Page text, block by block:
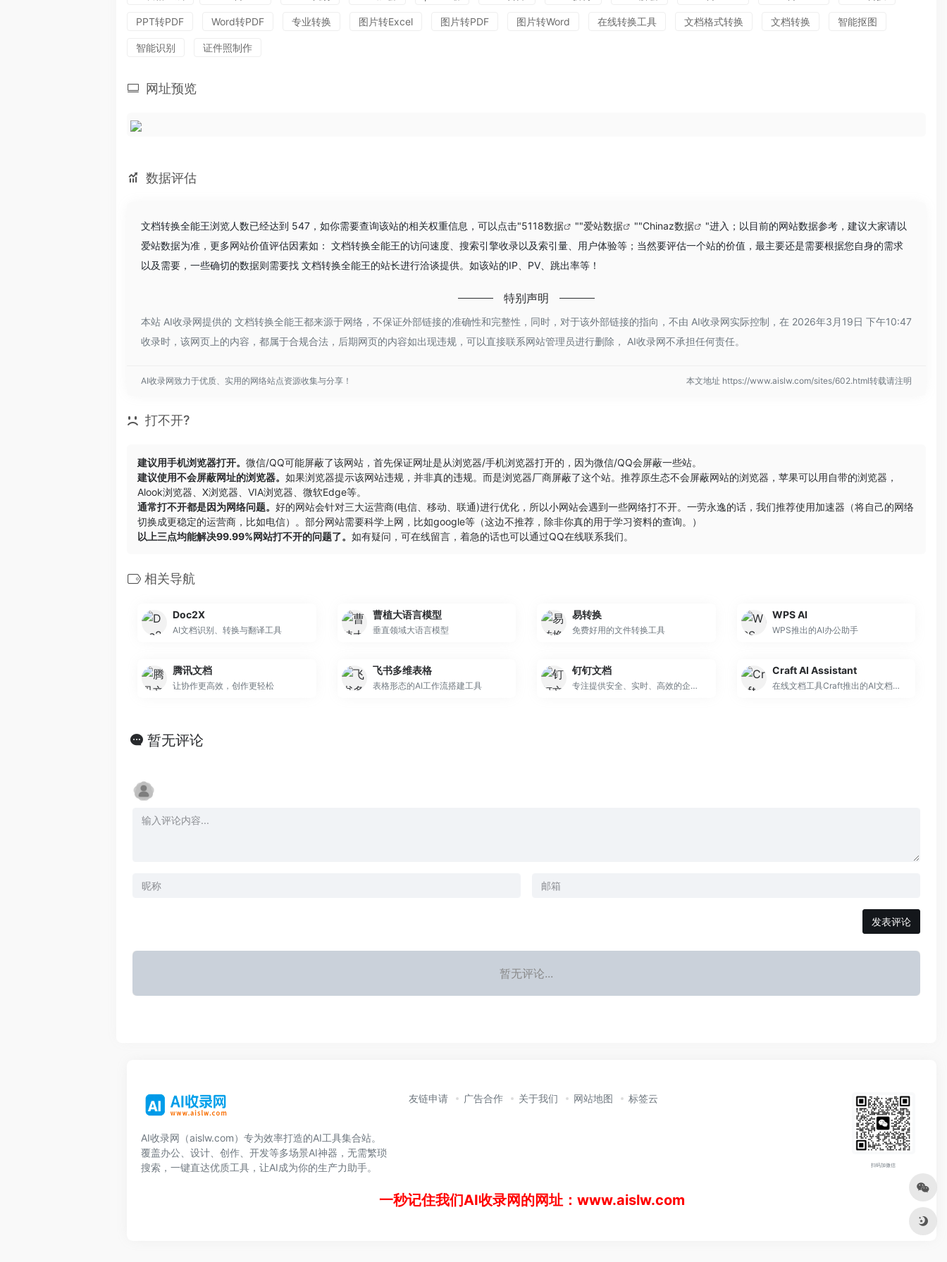
PPT转PDF Word转PDF 专业转换 图片转Excel 图片转PDF 图片转Word 在线转换工具 文档格式转换 文档转换 智能抠图
智能识别 证件照制作
网址预览
数据评估
文档转换全能王浏览人数已经达到 547，如你需要查询该站的相关权重信息，可以点击"5118数据 ""爱站数据 ""Chinaz数据
"进入；以目前的网站数据参考，建议大家请以
爱站数据为准，更多网站价值评估因素如： 文档转换全能王的访问速度、搜索引擎收录以及索引量、用户体验等；当然要评估一个站的价值，最主要还是需要根据您自身的需求
以及需要，一些确切的数据则需要找 文档转换全能王的站长进行洽谈提供。如该站的IP、PV、跳出率等！
特别声明
本站 AI收录网提供的 文档转换全能王都来源于网络，不保证外部链接的准确性和完整性，同时，对于该外部链接的指向，不由 AI收录网实际控制，在 2026年3月19日 下午10:47
收录时，该网页上的内容，都属于合规合法，后期网页的内容如出现违规，可以直接联系网站管理员进行删除， AI收录网不承担任何责任。
AI收录网致力于优质、实用的网络站点资源收集与分享！ 本文地址 https://www.aislw.com/sites/602.html转载请注明
打不开?
建议用手机浏览器打开。 微信/QQ可能屏蔽了该网站，首先保证网址是从浏览器/手机浏览器打开的，因为微信/QQ会屏蔽一些站。
建议使用不会屏蔽网址的浏览器。 如果浏览器提示该网站违规，并非真的违规。而是浏览器厂商屏蔽了这个站。推荐原生态不会屏蔽网站的浏览器，苹果可以用自带的浏览器，
Alook浏览器
X浏览器 VIA浏览器 微软Edge等。
通常打不开都是因为网络问题。 好的网站会针对三大运营商(电信、移动、联通)进行优化，所以小网站会遇到一些网络打不开。一劳永逸的话，我们推荐使用加速器（将自己的网络
切换成更稳定的运营商，比如电信）。部分网站需要科学上网，比如google等（这边不推荐，除非你真的用于学习资料的查询。）
以上三点均能解决99.99%网站打不开的问题了。 如有疑问，可在线留言，着急的话也可以通过QQ在线联系我们。
相关导航
Doc2X
AI文档识别、转换与翻译工具
曹植大语言模型
垂直领域大语言模型
易转换
免费好用的文件转换工具
WPS AI
WPS推出的AI办公助手
腾讯文档
让协作更高效，创作更轻松
飞书多维表格
表格形态的AI工作流搭建工具
钉钉文档
专注提供安全、实时、高效的企业级文档服务
Craft AI Assistant
在线文档工具Craft推出的AI文档和创作助手
暂无评论
发表评论
暂无评论...
AI收录网（aislw.com）专为效率打造的AI工具集合站。
覆盖办公、设计、创作、开发等多场景AI神器，无需繁琐
搜索，一键直达优质工具，让AI成为你的生产力助手。
友链申请 广告合作 关于我们 网站地图 标签云
扫码加微信
一秒记住我们AI收录网的网址：www.aislw.com